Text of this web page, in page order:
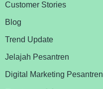
Customer Stories
Blog
Trend Update
Jelajah Pesantren
Digital Marketing Pesantren